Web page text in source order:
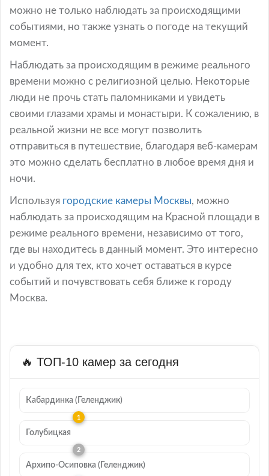
можно не только наблюдать за происходящими
событиями, но также узнать о погоде на текущий
момент.
Наблюдать за происходящим в режиме реального
времени можно с религиозной целью. Некоторые
люди не прочь стать паломниками и увидеть
своими глазами храмы и монастыри. К сожалению, в
реальной жизни не все могут позволить
отправиться в путешествие, благодаря веб-камерам
это можно сделать бесплатно в любое время дня и
ночи.
Используя городские камеры Москвы, можно
наблюдать за происходящим на Красной площади в
режиме реального времени, независимо от того,
где вы находитесь в данный момент. Это интересно
и удобно для тех, кто хочет оставаться в курсе
событий и почувствовать себя ближе к городу
Москва.
🔥 ТОП-10 камер за сегодня
Кабардинка (Геленджик)
Голубицкая
Архипо-Осиповка (Геленджик)